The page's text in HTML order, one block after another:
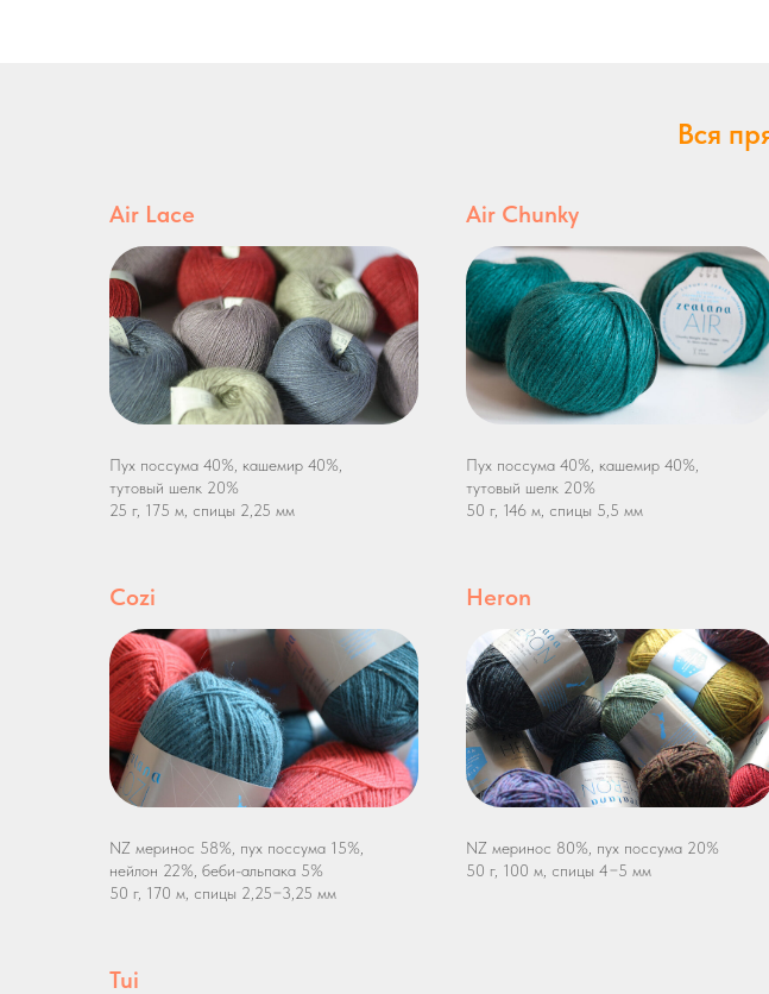
Вся
Air Lace
Пух поссума 40%, кашемир 40%,
тутовый шелк 20%
25 г, 175 м, спицы 2,25 мм
Air Chunky
Пух поссума 40%, кашемир 40%,
тутовый шелк 20%
50 г, 146 м, спицы 5,5 мм
Cozi
NZ меринос 58%, пух поссума 15%,
нейлон 22%, беби-альпака 5%
50 г, 170 м, спицы 2,25−3,25 мм
Heron
NZ меринос 80%, пух поссума 20%
50 г, 100 м, спицы 4−5 мм
Tui